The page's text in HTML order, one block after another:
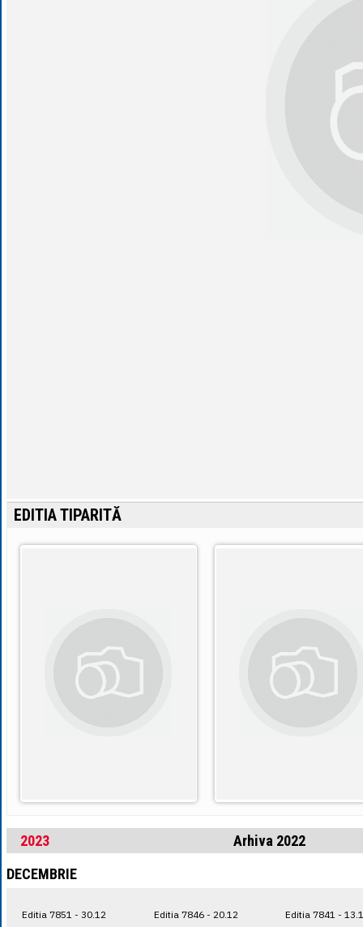
EDITIA TIPARITĂ
2023
Arhiva 2022
DECEMBRIE
Editia 7851 - 30.12
Editia 7846 - 20.12
Editia 7841 -